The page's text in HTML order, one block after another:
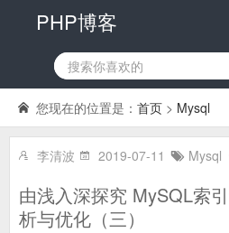
PHP博客
您现在的位置是： 首页 > Mysql
李清波 2019-07-11 Mysql
由浅入深探究 MySQL索
析与优化（三）